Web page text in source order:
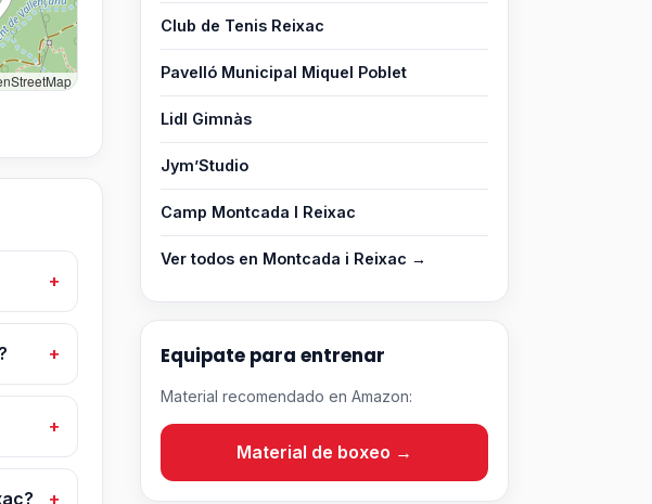
Club de Tenis Reixac
Pavelló Municipal Miquel Poblet
Lidl Gimnàs
Jym’Studio
Camp Montcada I Reixac
Ver todos en Montcada i Reixac →
Equipate para entrenar
Material recomendado en Amazon:
Material de boxeo →